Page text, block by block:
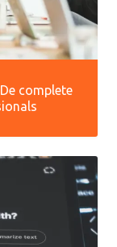
complete